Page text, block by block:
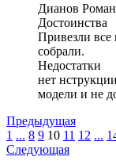
Дианов Роман
Достоинства
Привезли все
собрали.
Недостатки
нет
модели и не
Предыдущая
1 ... 8 9 10 11 12 ...
Следующая